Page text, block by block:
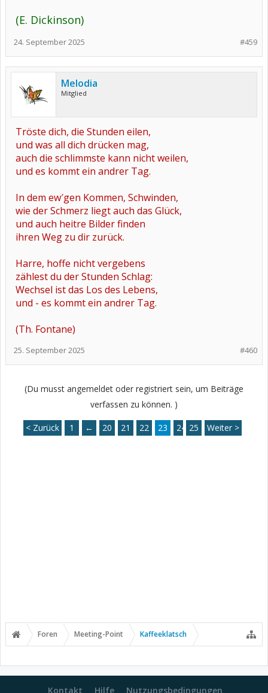
(E. Dickinson)
#459
24. September 2025
Melodia
Mitglied
Tröste dich, die Stunden eilen,
und was all dich drücken mag,
auch die schlimmste kann nicht weilen,
und es kommt ein andrer Tag.
In dem ew′gen Kommen, Schwinden,
wie der Schmerz liegt auch das Glück,
und auch heitre Bilder finden
ihren Weg zu dir zurück.
Harre, hoffe nicht vergebens
zählest du der Stunden Schlag:
Wechsel ist das Los des Lebens,
und - es kommt ein andrer Tag.
(Th. Fontane)
#460
25. September 2025
(Du musst angemeldet oder registriert sein, um Beiträge
verfassen zu können. )
< Zurück 1 ← 20 21 22 23 24 25 Weiter >
Foren Meeting-Point Kaffeeklatsch
Kontakt Hilfe Nutzungsbedingungen